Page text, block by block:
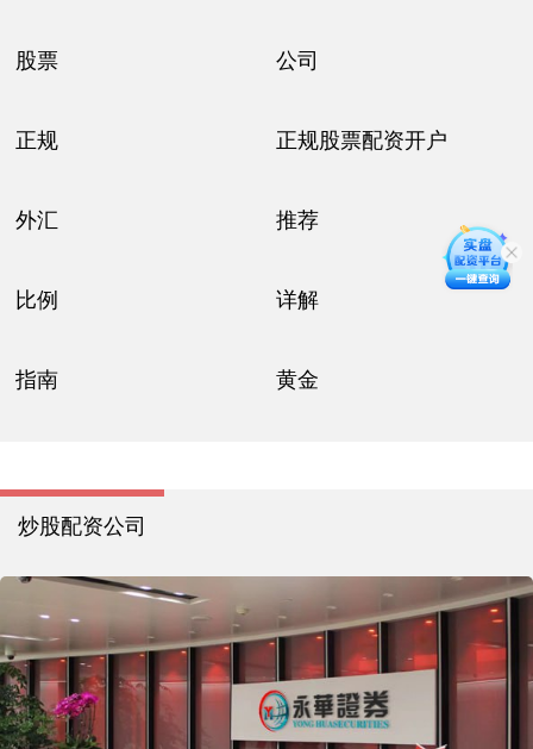
股票 公司
正规 正规股票配资开户
外汇 推荐
比例 详解
指南 黄金
炒股配资公司